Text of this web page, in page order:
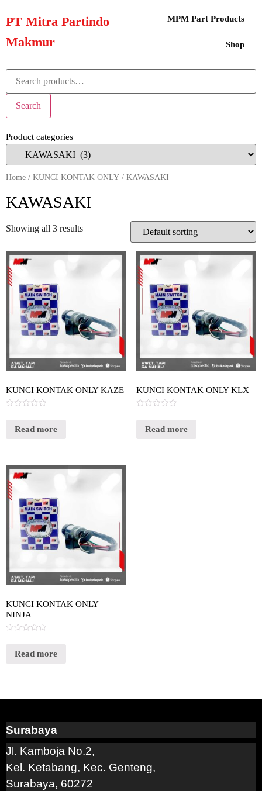
PT Mitra Partindo
Makmur
MPM Part Products
Shop
Search
Product categories
Home / KUNCI KONTAK ONLY / KAWASAKI
KAWASAKI
Showing all 3 results
KUNCI KONTAK ONLY KAZE
outRead more
KUNCI KONTAK ONLY KLX
outRead more
KUNCI KONTAK ONLY
NINJA
outRead more
Surabaya
Jl. Kamboja No.2,
Kel. Ketabang, Kec. Genteng,
Surabaya, 60272